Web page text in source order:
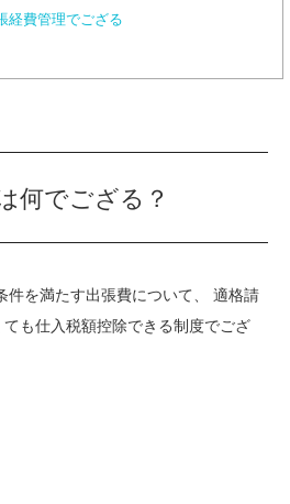
経費管理でござる
何でござる？
件を満たす出張費について、 適格請
も仕入税額控除できる制度でござ